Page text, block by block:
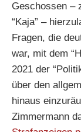
Geschossen –
“Kaja” –
Fragen, die
war, mit dem
2021 der
über den
hinaus
Zimmermann